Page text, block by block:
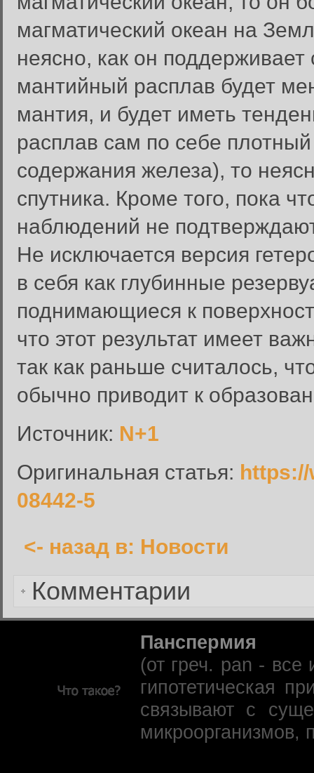
магматический океан на
неясно, как он
мантийный расплав будет
мантия, и будет иметь
расплав сам по себе
содержания железа), то
спутника. Кроме того, пока
наблюдений не
Не исключается версия
в себя как глубинные
поднимающиеся к
что этот результат имеет
так как раньше считалось,
обычно приводит к
Источник: N+1
Оригинальная статья: https://
08442-5
<- назад в: Новости
Комментарии
Введите имя пользователя и
Вход в систему
Забыли пароль?
Панспермия
(от греч. pan -
гипотетическая
связывают с